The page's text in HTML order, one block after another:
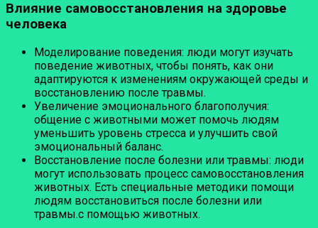
Влияние самовосстановления на здоровье
человека
Моделирование поведения: люди могут изучать
поведение животных, чтобы понять, как они
адаптируются к изменениям окружающей среды и
восстановлению после травмы.
Увеличение эмоционального благополучия:
общение с животными может помочь людям
уменьшить уровень стресса и улучшить свой
эмоциональный баланс.
Восстановление после болезни или травмы: люди
могут использовать процесс самовосстановления
животных. Есть специальные методики помощи
людям восстановиться после болезни или
травмы.с помощью животных.